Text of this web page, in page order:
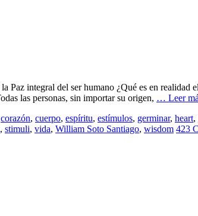
integral del ser humano ¿Qué es en realidad
las personas, sin importar su origen, … Leer
corazón, cuerpo, espíritu, estímulos, germinar, heart,
, stimuli, vida, William Soto Santiago, wisdom 423